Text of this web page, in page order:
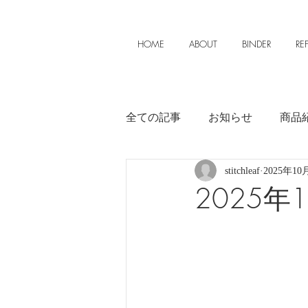
HOME ABOUT BINDER
全ての記事 お知らせ 商品
2025年
stitchleaf 2025年10